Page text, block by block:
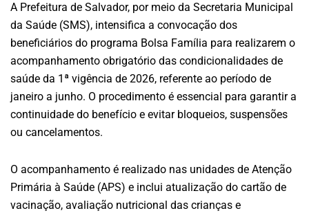
A Prefeitura de Salvador, por meio da Secretaria Municipal
da Saúde (SMS), intensifica a convocação dos
beneficiários do programa Bolsa Família para realizarem o
acompanhamento obrigatório das condicionalidades de
saúde da 1ª vigência de 2026, referente ao período de
janeiro a junho. O procedimento é essencial para garantir a
continuidade do benefício e evitar bloqueios, suspensões
ou cancelamentos.
O acompanhamento é realizado nas unidades de Atenção
Primária à Saúde (APS) e inclui atualização do cartão de
vacinação, avaliação nutricional das crianças e